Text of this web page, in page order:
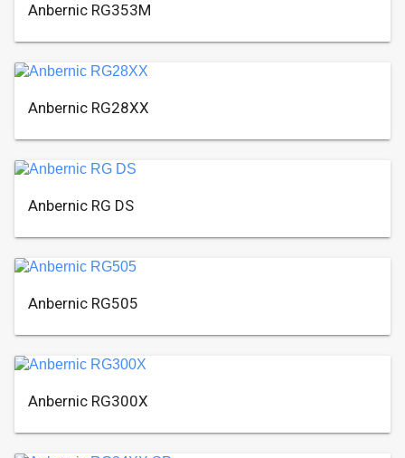
Anbernic RG353M
Anbernic RG28XX
Anbernic RG DS
Anbernic RG505
Anbernic RG300X